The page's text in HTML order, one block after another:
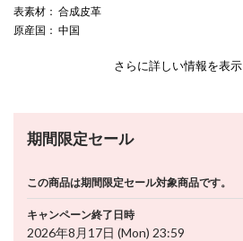
表素材 ： 合成皮革
原産国 ： 中国
さらに詳しい情報を表示
期間限定セール
この商品は期間限定セール対象商品です。
キャンペーン終了日時
2026年8月17日 (Mon) 23:59